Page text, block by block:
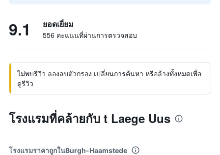
9.1 ยอดเยี่ยม
556 คะแนนที่ผ่านการตรวจสอบ
ไม่พบรีวิว ลองลบตัวกรอง เปลี่ยนการค้นหา หรือล้างทั้งหมดเพื่อ
ดูรีวิว
โรงแรมที่คล้ายกับ t Laege Uus
โรงแรมราคาถูกในBurgh-Haamstede